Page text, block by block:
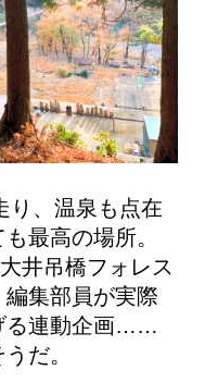
り、温泉も点在
最高の場所。
井吊橋フォレス
編集部員が実際
る連動企画……
だ。